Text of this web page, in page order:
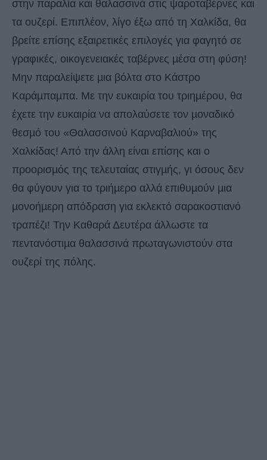
στην παραλία και θαλασσινά στις ψαροταβέρνες και
τα ουζερί. Επιπλέον, λίγο έξω από τη Χαλκίδα, θα
βρείτε επίσης εξαιρετικές επιλογές για φαγητό σε
γραφικές, οικογενειακές ταβέρνες µέσα στη φύση!
Μην παραλείψετε µια βόλτα στο Κάστρο
Καράµπαµπα. Με την ευκαιρία του τριηµέρου, θα
έχετε την ευκαιρία να απολαύσετε τον µοναδικό
θεσµό του «Θαλασσινού Καρναβαλιού» της
Χαλκίδας! Από την άλλη είναι επίσης και ο
προορισµός της τελευταίας στιγµής, γι όσους δεν
θα φύγουν για το τριήµερο αλλά επιθυµούν µια
µονοήµερη απόδραση για εκλεκτό σαρακοστιανό
τραπέζι! Την Καθαρά Δευτέρα άλλωστε τα
πεντανόστιµα θαλασσινά πρωταγωνιστούν στα
ουζερί της πόλης.